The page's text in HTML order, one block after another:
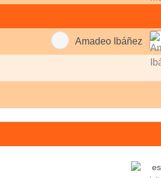
Amadeo Ibáñez